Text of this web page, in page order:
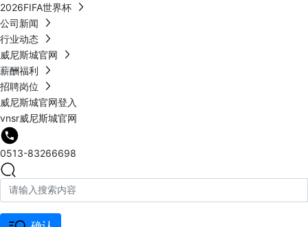
2026FIFA世界杯
公司新闻
行业动态
威尼斯城官网
薪酬福利
招聘岗位
威尼斯城官网登入
vnsr威尼斯城官网
0513-83266698